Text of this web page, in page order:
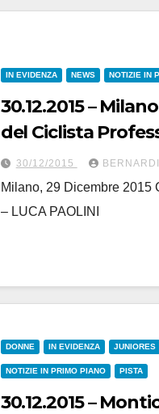
IN EVIDENZA NEWS NOTIZIE IN
30.12.2015 –
del Ciclista
Paolini in merito
che lo riguardano
30/12/2015
Milano, 29 Dicembre 2015
– LUCA PAOLINI
DONNE IN EVIDENZA JUNIORES
NOTIZIE IN PRIMO PIANO PISTA
30.12.2015 –